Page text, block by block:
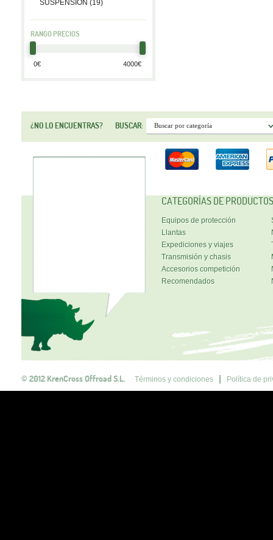
SUSPENSION (19)
RANGO PRECIOS
¿NO LO ENCUENTRAS? BUSCAR:
CATEGORÍAS DE PRODUCTOS
Equipos de protección
Llantas
Expediciones y viajes
Transmisión y chasis
Accesorios competición
Recomendados
© 2012 KrenCross Offroad S.L. Términos y condiciones Política de